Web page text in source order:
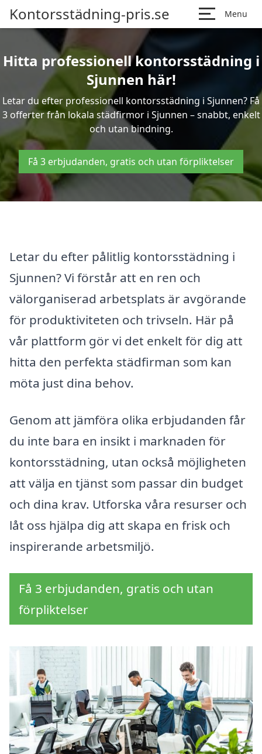
Kontorsstädning-pris.se Menu
Hitta professionell kontorsstädning i
Sjunnen här!
Letar du efter professionell kontorsstädning i Sjunnen? Få
3 offerter från lokala städfirmor i Sjunnen – snabbt, enkelt
och utan bindning.
Få 3 erbjudanden, gratis och utan förpliktelser
Letar du efter pålitlig kontorsstädning i
Sjunnen? Vi förstår att en ren och
välorganiserad arbetsplats är avgörande
för produktiviteten och trivseln. Här på
vår plattform gör vi det enkelt för dig att
hitta den perfekta städfirman som kan
möta just dina behov.
Genom att jämföra olika erbjudanden får
du inte bara en insikt i marknaden för
kontorsstädning, utan också möjligheten
att välja en tjänst som passar din budget
och dina krav. Utforska våra resurser och
låt oss hjälpa dig att skapa en frisk och
inspirerande arbetsmiljö.
Få 3 erbjudanden, gratis och utan
förpliktelser